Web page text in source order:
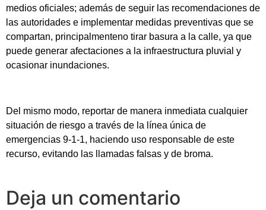
medios oficiales; además de seguir las recomendaciones de
las autoridades e implementar medidas preventivas que se
compartan, principalmenteno tirar basura a la calle, ya que
puede generar afectaciones a la infraestructura pluvial y
ocasionar inundaciones.
Del mismo modo, reportar de manera inmediata cualquier
situación de riesgo a través de la línea única de
emergencias 9-1-1, haciendo uso responsable de este
recurso, evitando las llamadas falsas y de broma.
Deja un comentario